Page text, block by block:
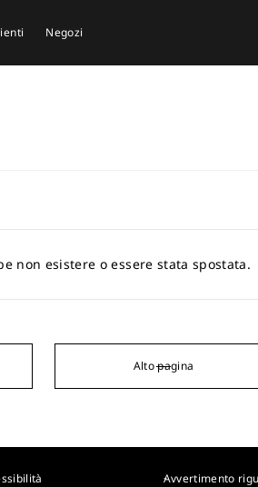
Negozi
non esistere o essere stata spostata.
Alto pagina
Avvertimento